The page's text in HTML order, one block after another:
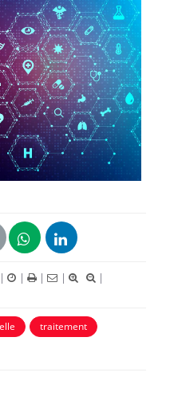
| | | |
|
traitement